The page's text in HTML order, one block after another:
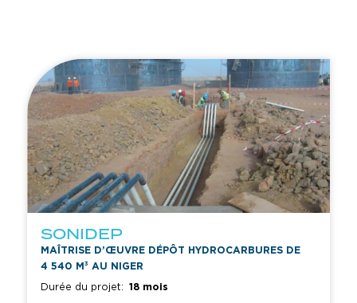
SONIDEP
MAÎTRISE D’ŒUVRE DÉPÔT HYDROCARBURES DE
4 540 M³ AU NIGER
Durée du projet: 18 mois